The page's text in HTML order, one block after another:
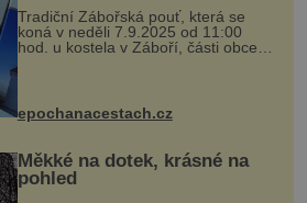
Tradiční Zábořská pouť, která se
koná v neděli 7.9.2025 od 11:00
hod. u kostela v Záboří, části obce
Kly u Mělníka. V programu naleznete
komentovanou prohlídku kostela,
epochanacestach.cz
Měkké na dotek, krásné na
pohled